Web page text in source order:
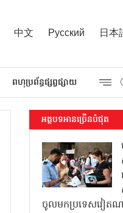
中文 Русский 日本
ពហុប្រព័ន្ធផ្សព្វផ្សាយ
អត្ថបទអានច្រើនបំផុត
ចូលមកប្រទេសវៀត